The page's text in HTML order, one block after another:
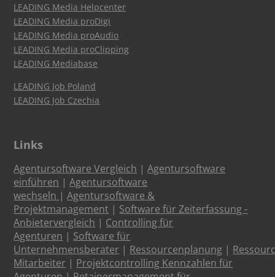
LEADING Media Helpcenter
LEADING Media proDigi
LEADING Media proAudio
LEADING Media proClipping
LEADING Mediabase
LEADING Job Poland
LEADING Job Czechia
Links
Agentursoftware Vergleich |Agentursoftware
einführen |Agentursoftware
wechseln |Agentursoftware &
Projektmanagement | Software für Zeiterfassung -
Anbietervergleich | Controlling für
Agenturen | Software für
Unternehmensberater | Ressourcenplanung |
Mitarbeiter | Projektcontrolling Kennzahlen für